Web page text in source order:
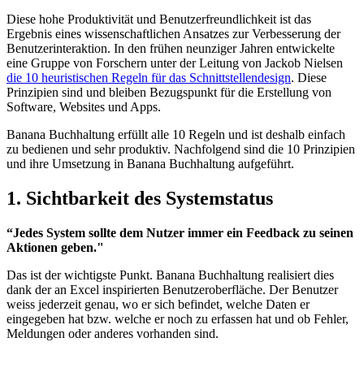
Diese hohe Produktivität und Benutzerfreundlichkeit ist das
Ergebnis eines wissenschaftlichen Ansatzes zur Verbesserung der
Benutzerinteraktion. In den frühen neunziger Jahren entwickelte
eine Gruppe von Forschern unter der Leitung von Jackob Nielsen
die 10 heuristischen Regeln für das Schnittstellendesign. Diese
Prinzipien sind und bleiben Bezugspunkt für die Erstellung von
Software, Websites und Apps.
Banana Buchhaltung erfüllt alle 10 Regeln und ist deshalb einfach
zu bedienen und sehr produktiv. Nachfolgend sind die 10 Prinzipien
und ihre Umsetzung in Banana Buchhaltung aufgeführt.
1. Sichtbarkeit des Systemstatus
“Jedes System sollte dem Nutzer immer ein Feedback zu seinen
Aktionen geben."
Das ist der wichtigste Punkt. Banana Buchhaltung realisiert dies
dank der an Excel inspirierten Benutzeroberfläche. Der Benutzer
weiss jederzeit genau, wo er sich befindet, welche Daten er
eingegeben hat bzw. welche er noch zu erfassen hat und ob Fehler,
Meldungen oder anderes vorhanden sind.